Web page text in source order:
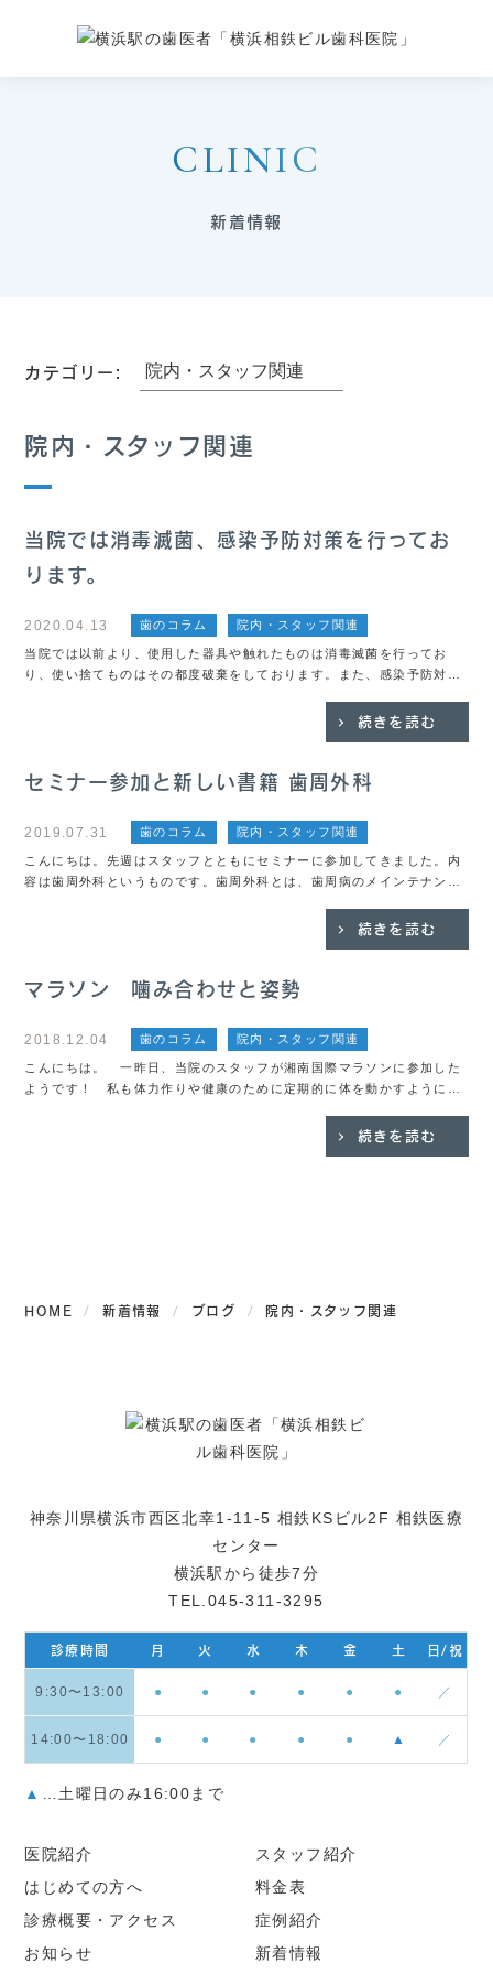
CLINIC
新着情報
カテゴリー:
院内・スタッフ関連
当院では消毒滅菌、感染予防対策を行ってお
ります。
2020.04.13 歯のコラム 院内・スタッフ関連
当院では以前より、使用した器具や触れたものは消毒滅菌を行ってお
り、使い捨てものはその都度破棄をしております。また、感染予防対策
はヘッドキャップやガウンで更に全身をカバーすること...続きを読む
セミナー参加と新しい書籍 歯周外科
2019.07.31 歯のコラム 院内・スタッフ関連
こんにちは。先週はスタッフとともにセミナーに参加してきました。内
容は歯周外科というものです。歯周外科とは、歯周病のメインテナンス
置です。新しく購入した書籍もちょうどこのテーマに...続きを読む
マラソン 噛み合わせと姿勢
2018.12.04 歯のコラム 院内・スタッフ関連
こんにちは。 一昨日、当院のスタッフが湘南国際マラソンに参加した
ようです！ 私も体力作りや健康のために定期的に体を動かすようにし
うしても姿勢が悪くなり、腰を悪くする場合が多いで...続きを読む
HOME 新着情報 ブログ 院内・スタッフ関連
神奈川県横浜市西区北幸1-11-5 相鉄KSビル2F 相鉄医療
センター
横浜駅から徒歩7分
TEL.045-311-3295
診療時間 月 火 水 木 金 土 日/祝
9:30〜13:00 ● ● ● ● ● ● ／
14:00〜18:00 ● ● ● ● ● ▲ ／
▲ …土曜日のみ16:00まで
医院紹介
スタッフ紹介
はじめての方へ
料金表
診療概要・アクセス
症例紹介
お知らせ
新着情報